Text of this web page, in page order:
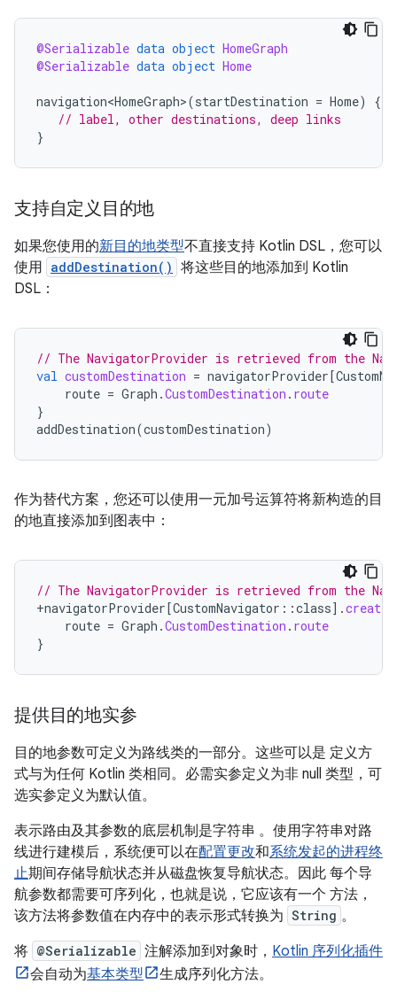
@Serializable data object HomeGraph
@Serializable data object Home
navigation<HomeGraph>(startDestination = Home)
{
// label, other destinations, deep links
}
支持自定义目的地
如果您使用的新目的地类型不直接支持 Kotlin DSL，您可以
使用 addDestination() 将这些目的地添加到 Kotlin
DSL：
// The NavigatorProvider is retrieved from the
val customDestination = navigatorProvider[
route = Graph .CustomDestination . route
}
addDestination(customDestination)
作为替代方案，您还可以使用一元加号运算符将新构造的目
的地直接添加到图表中：
// The NavigatorProvider is retrieved from the
+navigatorProvider[CustomNavigator ::class] .
route = Graph .CustomDestination . route
}
提供目的地实参
目的地参数可定义为路线类的一部分。这些可以是 定义方
式与为任何 Kotlin 类相同。必需实参定义为非 null 类型，可
选实参定义为默认值。
表示路由及其参数的底层机制是字符串 。使用字符串对路
线进行建模后，系统便可以在配置更改和系统发起的进程终
止期间存储导航状态并从磁盘恢复导航状态。因此 每个导
航参数都需要可序列化，也就是说，它应该有一个 方法，
该方法将参数值在内存中的表示形式转换为 String 。
将 @Serializable 注解添加到对象时， Kotlin 序列化插件
会自动为基本类型 生成序列化方法。